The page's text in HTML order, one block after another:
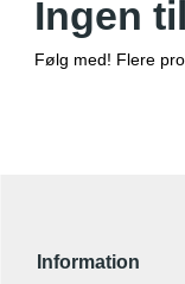
Ingen
Følg med! Flere
Information